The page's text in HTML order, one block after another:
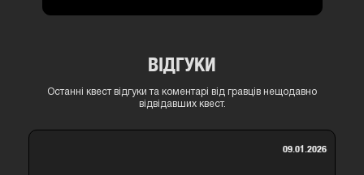
ВІДГУКИ
Останні квест відгуки та коментарі від гравців нещодавно
відвідавших квест.
09.01.2026